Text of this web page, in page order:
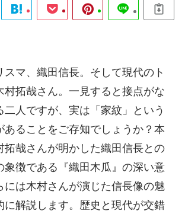
スマ、織田信長。そして現代のト
村拓哉さん。一見すると接点がな
二人ですが、実は「家紋」という
あることをご存知でしょうか？本
拓哉さんが明かした織田信長との
象徴である『織田木瓜』の深い意
には木村さんが演じた信長像の魅
に解説します。歴史と現代が交錯